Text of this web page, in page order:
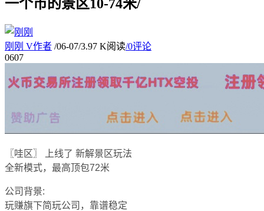
一个市的景区10-74米/
刚刚 V作者 /06-07/3.97 K阅读/0评论
0607
〖哇区〗 上线了 新解景区玩法
全新模式，最高顶包72米
公司背景:
玩赚旗下简玩公司，靠谱稳定